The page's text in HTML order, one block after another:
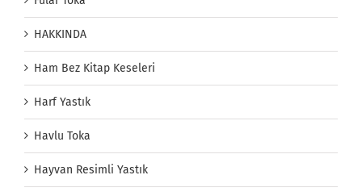
HAKKINDA
Ham Bez Kitap Keseleri
Harf Yastık
Havlu Toka
Hayvan Resimli Yastık